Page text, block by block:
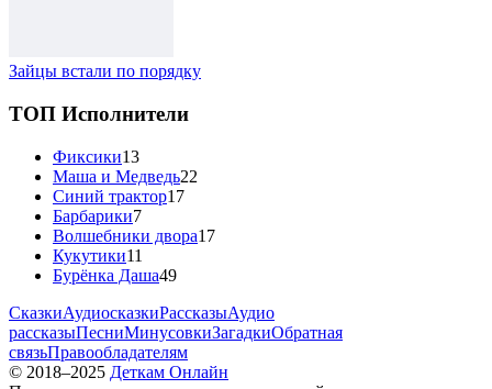
Зайцы встали по порядку
ТОП Исполнители
Фиксики13
Маша и Медведь22
Синий трактор17
Барбарики7
Волшебники двора17
Кукутики11
Бурёнка Даша49
СказкиАудиосказкиРассказыАудио
рассказыПесниМинусовкиЗагадкиОбратная
связьПравообладателям
© 2018–2025 Деткам Онлайн